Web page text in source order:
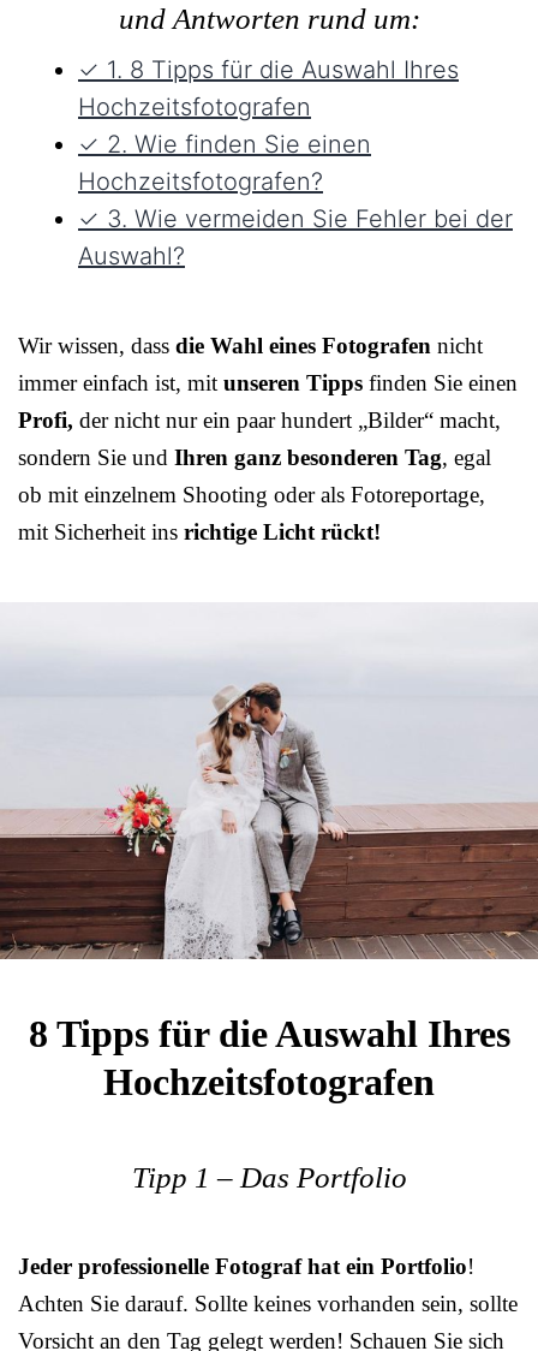
und Antworten rund um:
✓ 1. 8 Tipps für die Auswahl Ihres
Hochzeitsfotografen
✓ 2. Wie finden Sie einen
Hochzeitsfotografen?
✓ 3. Wie vermeiden Sie Fehler bei der
Auswahl?
Wir wissen, dass die Wahl eines Fotografen nicht
immer einfach ist, mit unseren Tipps finden Sie einen
Profi, der nicht nur ein paar hundert „Bilder“ macht,
sondern Sie und Ihren ganz besonderen Tag, egal
ob mit einzelnem Shooting oder als Fotoreportage,
mit Sicherheit ins richtige Licht rückt!
8 Tipps für die Auswahl Ihres
Hochzeitsfotografen
Tipp 1 – Das Portfolio
Jeder professionelle Fotograf hat ein Portfolio!
Achten Sie darauf. Sollte keines vorhanden sein, sollte
Vorsicht an den Tag gelegt werden! Schauen Sie sich